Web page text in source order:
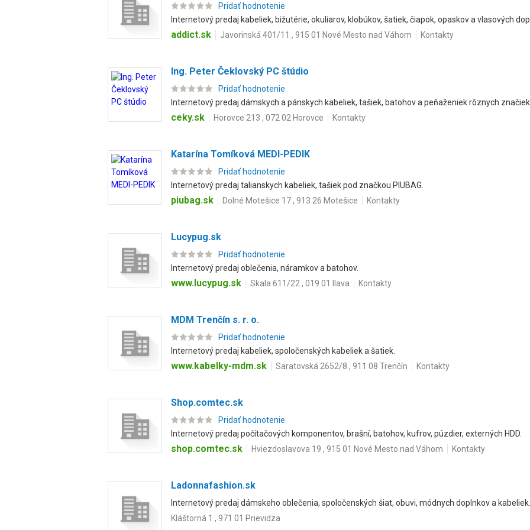
Pridať hodnotenie
Internetový predaj kabeliek, bižutérie, okuliarov, klobúkov, šatiek, čiapok, opaskov a vlasových
addict.sk Javorinská 401/11 , 915 01 Nové Mesto nad Váhom Kontakty
Ing. Peter Čeklovský PC štúdio
Pridať hodnotenie
Internetový predaj dámskych a pánskych kabeliek, tašiek, batohov a peňaženiek rôznych značiek.
ceky.sk Horovce 213 , 072 02 Horovce Kontakty
Katarína Tomíková MEDI-PEDIK
Pridať hodnotenie
Internetový predaj talianskych kabeliek, tašiek pod značkou PIUBAG.
piubag.sk Dolné Motešice 17 , 913 26 Motešice Kontakty
Lucypug.sk
Pridať hodnotenie
Internetový predaj oblečenia, náramkov a batohov.
www.lucypug.sk Skala 611/22 , 019 01 Ilava Kontakty
MDM Trenčín s. r. o.
Pridať hodnotenie
Internetový predaj kabeliek, spoločenských kabeliek a šatiek.
www.kabelky-mdm.sk Saratovská 2652/8 , 911 08 Trenčín Kontakty
Shop.comtec.sk
Pridať hodnotenie
Internetový predaj počítačových komponentov, brašní, batohov, kufrov, púzdier, externých HDD.
shop.comtec.sk Hviezdoslavova 19 , 915 01 Nové Mesto nad Váhom Kontakty
Ladonnafashion.sk
Internetový predaj dámskeho oblečenia, spoločenských šiat, obuvi, módnych doplnkov a kabeliek.
Kláštorná 1 , 971 01 Prievidza